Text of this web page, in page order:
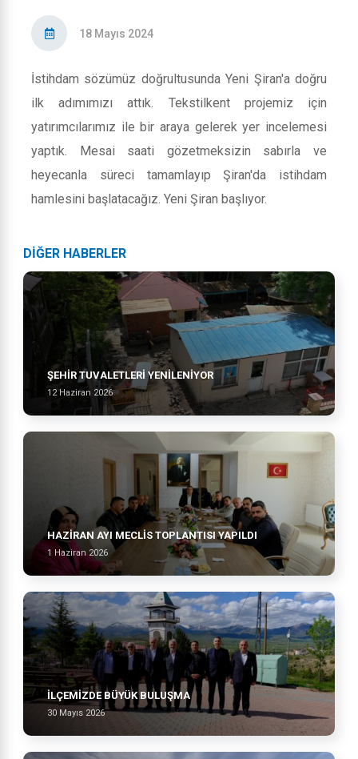
18 Mayıs 2024
İstihdam sözümüz doğrultusunda Yeni Şiran'a doğru
ilk adımımızı attık. Tekstilkent projemiz için
yatırımcılarımız ile bir araya gelerek yer incelemesi
yaptık. Mesai saati gözetmeksizin sabırla ve
heyecanla süreci tamamlayıp Şiran'da istihdam
hamlesini başlatacağız. Yeni Şiran başlıyor.
DİĞER HABERLER
ŞEHİR TUVALETLERİ YENİLENİYOR
12 Haziran 2026
HAZİRAN AYI MECLİS TOPLANTISI YAPILDI
1 Haziran 2026
İLÇEMİZDE BÜYÜK BULUŞMA
30 Mayıs 2026